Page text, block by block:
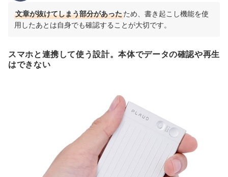
文章が抜けてしまう部分があったため、書き起こし機能を使
用したあとは自身でも確認することが大切です。
スマホと連携して使う設計。本体でデータの確認や再生
はできない